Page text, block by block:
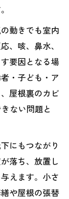
動きでも室内
、咳、鼻水、
要因となる場
・子ども・ア
屋根裏のカビ
ない問題と
にもつながり
落ち、放置し
えます。小さ
や屋根の張替